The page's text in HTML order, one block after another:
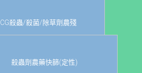
ICG殺蟲/殺菌/除草劑農殘
殺蟲劑農藥快篩(定性)